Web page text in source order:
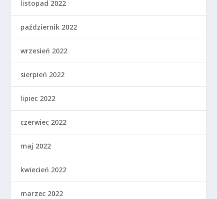
listopad 2022
październik 2022
wrzesień 2022
sierpień 2022
lipiec 2022
czerwiec 2022
maj 2022
kwiecień 2022
marzec 2022